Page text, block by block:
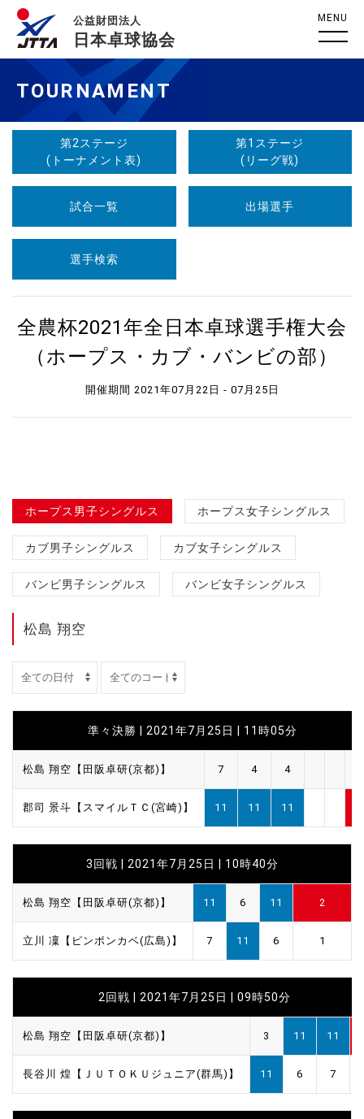
公益財団法人
日本卓球協会
MENU
TOURNAMENT
第2ステージ
(トーナメント表)
第1ステージ
(リーグ戦)
試合一覧 出場選手
選手検索
全農杯2021年全日本卓球選手権大会
（ホープス・カブ・バンビの部）
開催期間 2021年07月22日 - 07月25日
ホープス男子シングルス ホープス女子シングルス
カブ男子シングルス カブ女子シングルス
バンビ男子シングルス バンビ女子シングルス
松島 翔空
準々決勝 | 2021年7月25日 | 11時05分
松島 翔空【田阪卓研(京都)】 7 4 4
郡司 景斗【スマイルＴＣ(宮崎)】 11 11 11
3回戦 | 2021年7月25日 | 10時40分
松島 翔空【田阪卓研(京都)】 11 6 11 2
立川 凜【ピンポンカベ(広島)】 7 11 6 1
2回戦 | 2021年7月25日 | 09時50分
松島 翔空【田阪卓研(京都)】 3 11 11
長谷川 煌【ＪＵＴＯＫＵジュニア(群馬)】 11 6 7